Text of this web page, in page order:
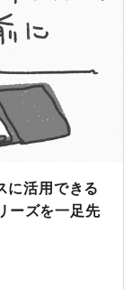
に活用できる
ーズを一足先